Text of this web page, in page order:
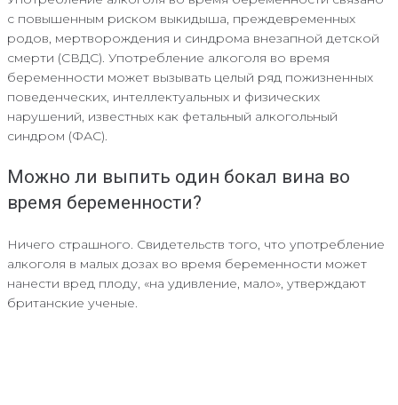
с повышенным риском выкидыша, преждевременных
родов, мертворождения и синдрома внезапной детской
смерти (СВДС). Употребление алкоголя во время
беременности может вызывать целый ряд пожизненных
поведенческих, интеллектуальных и физических
нарушений, известных как фетальный алкогольный
синдром (ФАС).
Можно ли выпить один бокал вина во
время беременности?
Ничего страшного. Свидетельств того, что употребление
алкоголя в малых дозах во время беременности может
нанести вред плоду, «на удивление, мало», утверждают
британские ученые.